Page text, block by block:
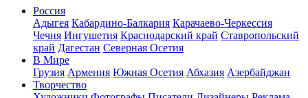
Россия
Адыгея Кабардино-Балкария Карачаево-Черкессия
Чечня Ингушетия Краснодарский край Ставропольский
край Дагестан Северная Осетия
В Мире
Грузия Армения Южная Осетия Абхазия Азербайджан
Творчество